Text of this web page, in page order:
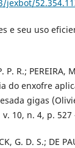
jexbot/
e seu uso
P. R.; PEREIRA,
do enxofre
gigas
10, n. 4, p. 527
G. D. S.; DE